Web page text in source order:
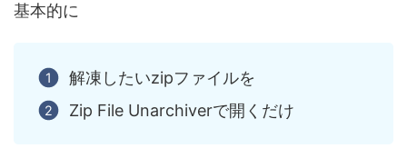
基本的に
解凍したいzipファイルを
Zip File Unarchiverで開くだけ